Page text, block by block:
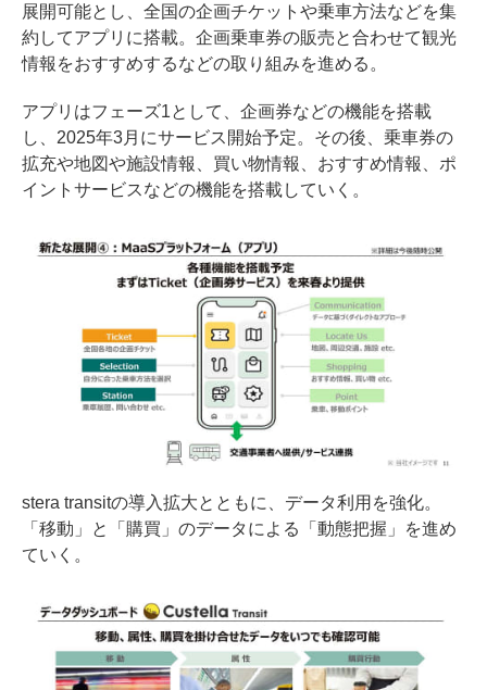
展開可能とし、全国の企画チケットや乗車方法などを集
約してアプリに搭載。企画乗車券の販売と合わせて観光
情報をおすすめするなどの取り組みを進める。
アプリはフェーズ1として、企画券などの機能を搭載
し、2025年3月にサービス開始予定。その後、乗車券の
拡充や地図や施設情報、買い物情報、おすすめ情報、ポ
イントサービスなどの機能を搭載していく。
stera transitの導入拡大とともに、データ利用を強化。
「移動」と「購買」のデータによる「動態把握」を進め
ていく。